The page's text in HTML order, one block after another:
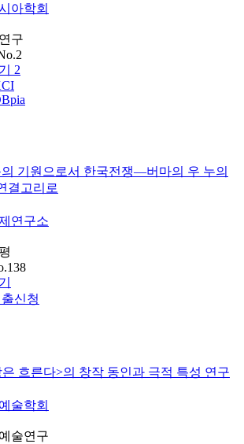
아학회
구
2
기원으로서 한국전쟁―버마의 우 누의
결고리로
연구소
신청
흐른다>의 창작 동인과 극적 특성 연구
술학회
술연구